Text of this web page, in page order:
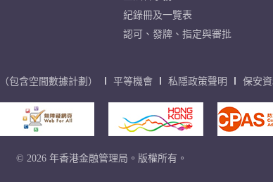
紀錄冊及一覽表
認可、發牌、指定與審批
包含空間數據計劃） 平等機會 私隱政策聲明 保安
© 2026 年香港金融管理局。版權所有。